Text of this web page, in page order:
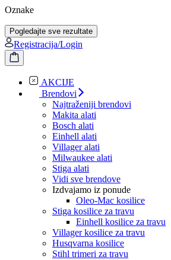
Oznake
Pogledajte sve rezultate
Registracija/Login
AKCIJE
Brendovi
Najtraženiji brendovi
Makita alati
Bosch alati
Einhell alati
Villager alati
Milwaukee alati
Stiga alati
Vidi sve brendove
Izdvajamo iz ponude
Oleo-Mac kosilice
Stiga kosilice za travu
Einhell kosilice za travu
Villager kosilice za travu
Husqvarna kosilice
Stihl trimeri za travu